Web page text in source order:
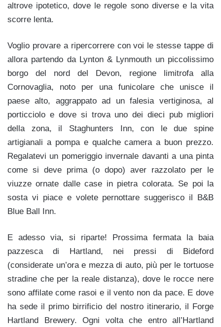
altrove ipotetico, dove le regole sono diverse e la vita
scorre lenta.
Voglio provare a ripercorrere con voi le stesse tappe di
allora partendo da Lynton & Lynmouth un piccolissimo
borgo del nord del Devon, regione limitrofa alla
Cornovaglia, noto per una funicolare che unisce il
paese alto, aggrappato ad un falesia vertiginosa, al
porticciolo e dove si trova uno dei dieci pub migliori
della zona, il Staghunters Inn, con le due spine
artigianali a pompa e qualche camera a buon prezzo.
Regalatevi un pomeriggio invernale davanti a una pinta
come si deve prima (o dopo) aver razzolato per le
viuzze ornate dalle case in pietra colorata. Se poi la
sosta vi piace e volete pernottare suggerisco il B&B
Blue Ball Inn.
E adesso via, si riparte! Prossima fermata la baia
pazzesca di Hartland, nei pressi di Bideford
(considerate un’ora e mezza di auto, più per le tortuose
stradine che per la reale distanza), dove le rocce nere
sono affilate come rasoi e il vento non da pace. E dove
ha sede il primo birrificio del nostro itinerario, il Forge
Hartland Brewery. Ogni volta che entro all’Hartland